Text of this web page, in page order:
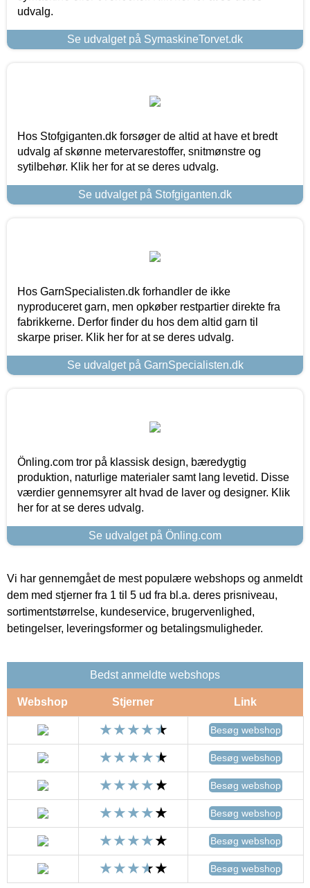
udvalg.
Se udvalget på SymaskineTorvet.dk
Hos Stofgiganten.dk forsøger de altid at have et bredt
udvalg af skønne metervarestoffer, snitmønstre og
sytilbehør. Klik her for at se deres udvalg.
Se udvalget på Stofgiganten.dk
Hos GarnSpecialisten.dk forhandler de ikke
nyproduceret garn, men opkøber restpartier direkte fra
fabrikkerne. Derfor finder du hos dem altid garn til
skarpe priser. Klik her for at se deres udvalg.
Se udvalget på GarnSpecialisten.dk
Önling.com tror på klassisk design, bæredygtig
produktion, naturlige materialer samt lang levetid. Disse
værdier gennemsyrer alt hvad de laver og designer. Klik
her for at se deres udvalg.
Se udvalget på Önling.com
Vi har gennemgået de mest populære webshops og anmeldt
dem med stjerner fra 1 til 5 ud fra bl.a. deres prisniveau,
sortimentstørrelse, kundeservice, brugervenlighed,
betingelser, leveringsformer og betalingsmuligheder.
Bedst anmeldte webshops
Webshop Stjerner Link
Besøg webshop
Besøg webshop
Besøg webshop
Besøg webshop
Besøg webshop
Besøg webshop